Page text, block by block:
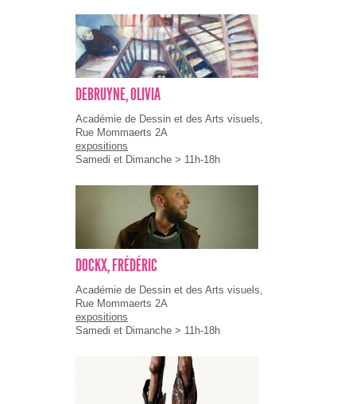
DEBRUYNE, OLIVIA
Académie de Dessin et des Arts visuels,
Rue Mommaerts 2A
expositions
Samedi et Dimanche > 11h-18h
DOCKX, FRÉDÉRIC
Académie de Dessin et des Arts visuels,
Rue Mommaerts 2A
expositions
Samedi et Dimanche > 11h-18h